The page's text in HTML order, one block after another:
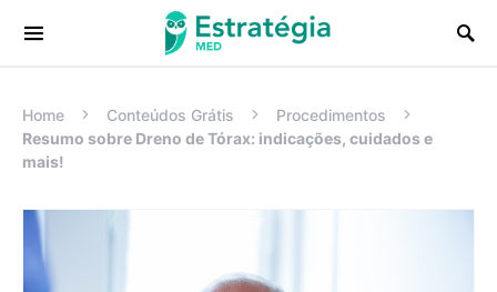
Procurar:
Home Conteúdos Grátis
Procedimentos
Resumo sobre Dreno de Tórax: indicações, cuidados e
mais!